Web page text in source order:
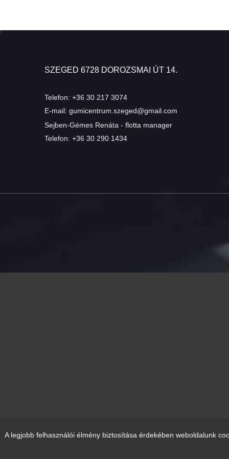
SZEGED 6728 DOROZSMAI ÚT 14.
Telefon: +36 30 217 3074
E-mail: gumicentrum.szeged@gmail.com
Sejben-Gémes Renáta - flotta manager
Telefon: +36 30 290 1434
A legjobb felhasználói élmény biztosítása érdekében weboldalunk